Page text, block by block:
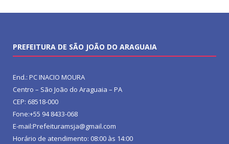
PREFEITURA DE SÃO JOÃO DO ARAGUAIA
End.: PC INACIO MOURA
Centro – São João do Araguaia – PA
CEP: 68518-000
Fone:+55 94 8433-068
E-mail:Prefeituramsja@gmail.com
Horário de atendimento: 08:00 às 14:00